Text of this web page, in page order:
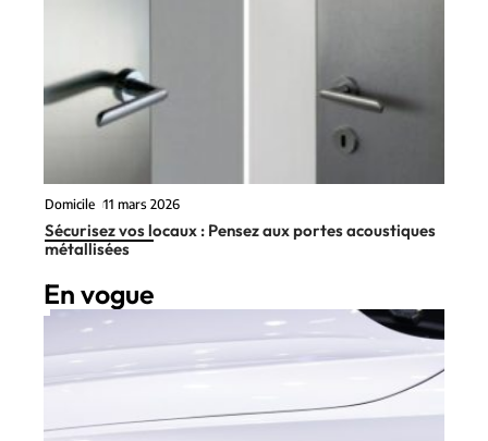
Domicile 11 mars 2026
Sécurisez vos locaux : Pensez aux portes acoustiques
métallisées
En vogue